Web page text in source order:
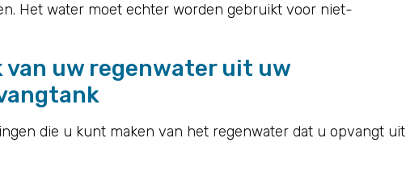
Het water moet echter worden gebruikt voor niet-
uw regenwater uit uw
die u kunt maken van het regenwater dat u opvangt uit